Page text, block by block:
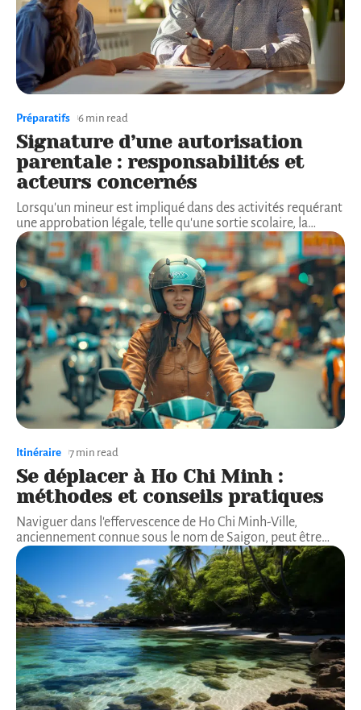
Préparatifs 6 min read
Signature d’une autorisation
parentale : responsabilités et
acteurs concernés
Lorsqu'un mineur est impliqué dans des activités requérant
une approbation légale, telle qu'une sortie scolaire, la…
Itinéraire 7 min read
Se déplacer à Ho Chi Minh :
méthodes et conseils pratiques
Naviguer dans l'effervescence de Ho Chi Minh-Ville,
anciennement connue sous le nom de Saigon, peut être…